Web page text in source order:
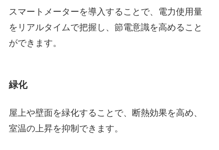
スマートメーターを導入することで、電力使用量
をリアルタイムで把握し、節電意識を高めること
ができます。
緑化
屋上や壁面を緑化することで、断熱効果を高め、
室温の上昇を抑制できます。